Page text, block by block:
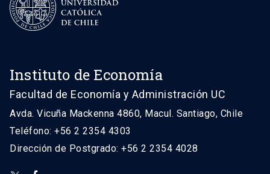
Instituto de Economía
Facultad de Economía y Administración UC
Avda. Vicuña Mackenna 4860, Macul. Santiago, Chile
Teléfono: +56 2 2354 4303
Dirección de Postgrado: +56 2 2354 4028